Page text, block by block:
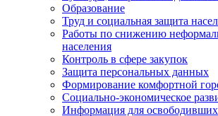
Образование
Труд и социальная защита
Работы по снижению
населения
Контроль в сфере закупок
Защита персональных данных
Формирование комфортной
Социально-экономическое
Информация для